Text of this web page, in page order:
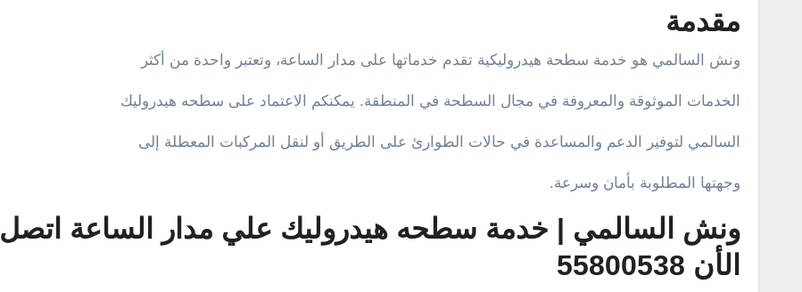
مقدمة
ونش السالمي هو خدمة سطحة هيدروليكية تقدم خدماتها على مدار الساعة، وتعتبر واحدة من أكثر
الخدمات الموثوقة والمعروفة في مجال السطحة في المنطقة. يمكنكم الاعتماد على سطحه هيدروليك
السالمي لتوفير الدعم والمساعدة في حالات الطوارئ على الطريق أو لنقل المركبات المعطلة إلى
وجهتها المطلوبة بأمان وسرعة.
ونش السالمي | خدمة سطحه هيدروليك علي مدار الساعة اتصل
الأن 55800538